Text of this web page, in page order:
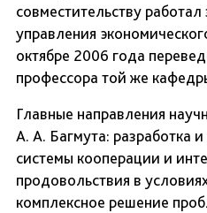
совместительству
управления
октябре 2006 года
профессора той же
Главные направления
А. А. Багмута: разработка
системы кооперации и
продовольствия в
комплексное решение